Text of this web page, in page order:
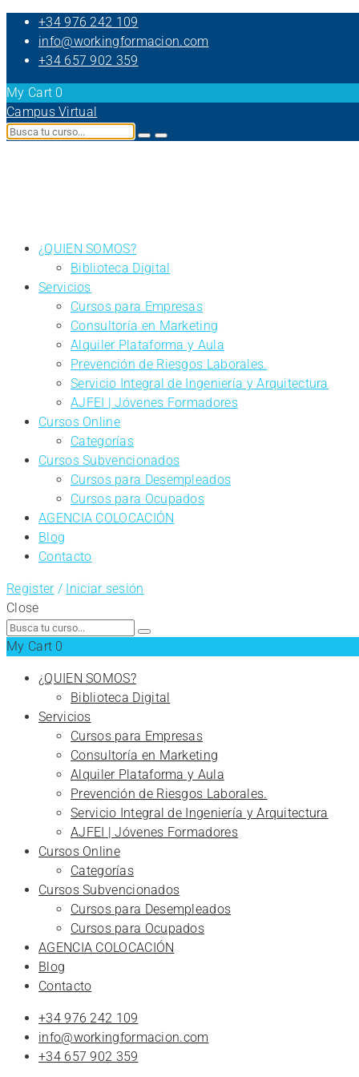
+34 976 242 109
info@workingformacion.com
+34 657 902 359
My Cart 0
Campus Virtual
¿QUIEN SOMOS?
Biblioteca Digital
Servicios
Cursos para Empresas
Consultoría en Marketing
Alquiler Plataforma y Aula
Prevención de Riesgos Laborales.
Servicio Integral de Ingeniería y Arquitectura
AJFEI | Jóvenes Formadores
Cursos Online
Categorías
Cursos Subvencionados
Cursos para Desempleados
Cursos para Ocupados
AGENCIA COLOCACIÓN
Blog
Contacto
Register/ Iniciar sesión
Close
Search
for:
My Cart 0
¿QUIEN SOMOS?
Biblioteca Digital
Servicios
Cursos para Empresas
Consultoría en Marketing
Alquiler Plataforma y Aula
Prevención de Riesgos Laborales.
Servicio Integral de Ingeniería y Arquitectura
AJFEI | Jóvenes Formadores
Cursos Online
Categorías
Cursos Subvencionados
Cursos para Desempleados
Cursos para Ocupados
AGENCIA COLOCACIÓN
Blog
Contacto
+34 976 242 109
info@workingformacion.com
+34 657 902 359